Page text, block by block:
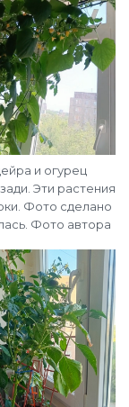
и огурец
Эти растения
Фото сделано
Фото автора